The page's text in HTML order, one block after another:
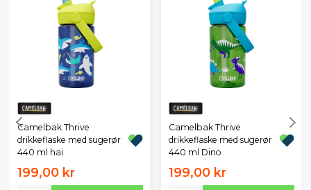
Camelbak Thrive
drikkeflaske med sugerør
440 ml hai
199,00 kr
Camelbak Thrive
drikkeflaske med sugerør
440 ml Dino
199,00 kr